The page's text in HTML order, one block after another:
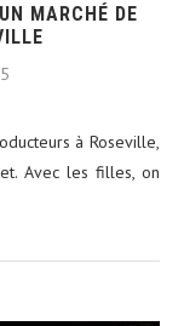
MARCHÉ DE
à Roseville,
Avec les filles, on